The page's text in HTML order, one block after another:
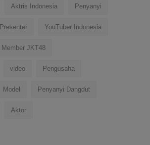
Aktris Indonesia Penyanyi
Presenter YouTuber Indonesia
Member JKT48
video Pengusaha
Model Penyanyi Dangdut
Aktor